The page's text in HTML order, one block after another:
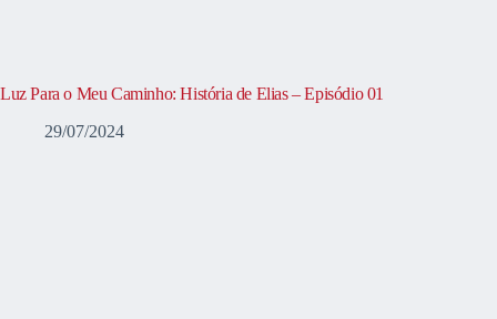
Luz Para o Meu Caminho: História de Elias – Episódio 01
29/07/2024